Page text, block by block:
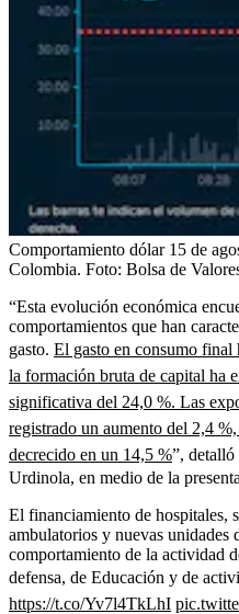
Comportamiento dólar 15 de
Colombia. Foto: Bolsa de
“Esta evolución económica
comportamientos que han
gasto. El gasto en consumo final
la formación bruta de capital ha
significativa del 24,0 %. Las
registrado un aumento del 2,4
decrecido en un 14,5 %”, detalló
Urdinola, en medio de la
El financiamiento de hospitales,
ambulatorios y nuevas unidades
comportamiento de la actividad
defensa, de Educación y de
https://t.co/Yv7l4TkLhI